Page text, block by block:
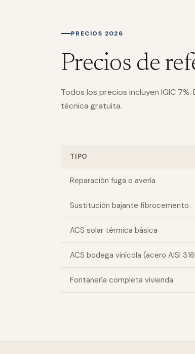
PRECIOS 2026
Precios de
Todos los precios incluyen IGIC
técnica gratuita.
TIPO
Reparación fuga o avería
Sustitución bajante fibrocemento
ACS solar térmica básica
ACS bodega vinícola (acero AISI
Fontanería completa vivienda